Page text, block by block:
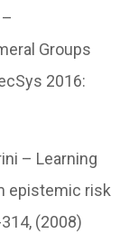
Groups
2016:
– Learning
epistemic risk
(2008)